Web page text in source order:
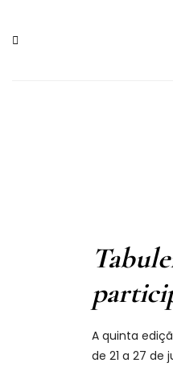
content
A quinta
de 21 a 27